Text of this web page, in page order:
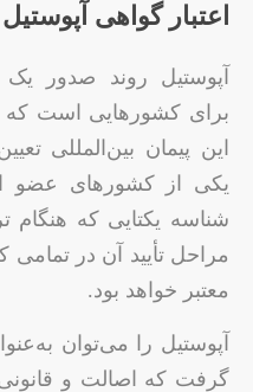
اعتبار گواهی
آپوستیل روند صدور یک
برای کشورهایی است که
این پیمان بین‌المللی
یکی از کشورهای عضو
شناسه یکتایی که هنگام
مراحل تأیید آن در
معتبر خواهد بود.
آپوستیل را می‌توان
گرفت که اصالت و قانونی